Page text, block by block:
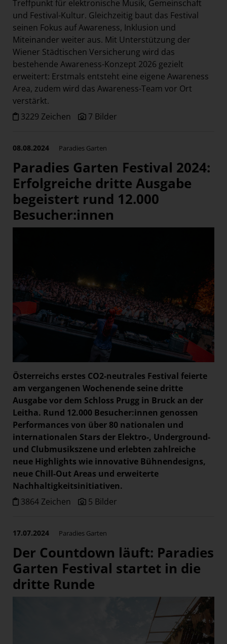
Treffpunkt für elektronische Musik, Gemeinschaft
und Festival-Kultur. Gleichzeitig baut das Festival
seinen Fokus auf Awareness, Inklusion und
Miteinander weiter aus. Mit Unterstützung der
Wiener Städtischen Versicherung wird das
bestehende Awareness-Konzept 2026 gezielt
erweitert: Erstmals entsteht eine eigene Awareness
Area, zudem wird das Awareness-Team vor Ort
verstärkt.
3229 Zeichen
7 Bilder
08.08.2024 Paradies Garten
Paradies Garten Festival 2024:
Erfolgreiche dritte Ausgabe
begeistert rund 12.000
Besucher:innen
Österreichs erstes CO2-neutrales Festival feierte
am vergangenen Wochenende seine dritte
Ausgabe vor dem Schloss Prugg in Bruck an der
Leitha. Rund 12.000 Besucher:innen genossen
Performances von über 80 nationalen und
internationalen Stars der Elektro-, Underground-
und Clubmusikszene und erlebten zahlreiche
neue Highlights wie innovative Bühnendesigns,
neue Chill-Out Areas und erweiterte
Nachhaltigkeitsinitiativen.
3864 Zeichen
5 Bilder
17.07.2024 Paradies Garten
Der Countdown läuft: Paradies
Garten Festival startet in die
dritte Runde